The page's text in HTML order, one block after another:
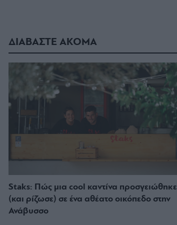
ΔΙΑΒΑΣΤΕ ΑΚΟΜΑ
Staks: Πώς μια cool καντίνα προσγειώθηκε
(και ρίζωσε) σε ένα αθέατο οικόπεδο στην
Ανάβυσσο